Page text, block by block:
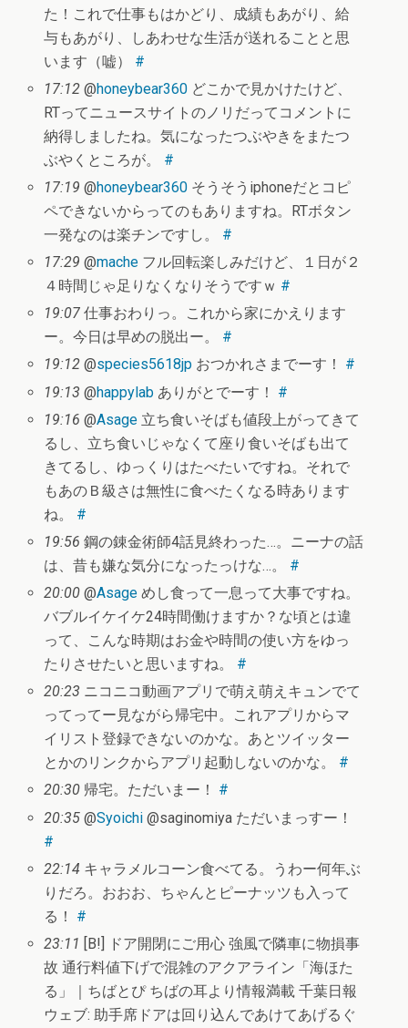
た！これで仕事もはかどり、成績もあがり、給
与もあがり、しあわせな生活が送れることと思
います（嘘） #
17:12 @honeybear360 どこかで見かけたけど、
RTってニュースサイトのノリだってコメントに
納得しましたね。気になったつぶやきをまたつ
ぶやくところが。 #
17:19 @honeybear360 そうそうiphoneだとコピ
ペできないからってのもありますね。RTボタン
一発なのは楽チンですし。 #
17:29 @mache フル回転楽しみだけど、１日が２
４時間じゃ足りなくなりそうですｗ #
19:07 仕事おわりっ。これから家にかえります
ー。今日は早めの脱出ー。 #
19:12 @species5618jp おつかれさまでーす！ #
19:13 @happylab ありがとでーす！ #
19:16 @Asage 立ち食いそばも値段上がってきて
るし、立ち食いじゃなくて座り食いそばも出て
きてるし、ゆっくりはたべたいですね。それで
もあのＢ級さは無性に食べたくなる時あります
ね。 #
19:56 鋼の錬金術師4話見終わった…。ニーナの話
は、昔も嫌な気分になったっけな…。 #
20:00 @Asage めし食って一息って大事ですね。
バブルイケイケ24時間働けますか？な頃とは違
って、こんな時期はお金や時間の使い方をゆっ
たりさせたいと思いますね。 #
20:23 ニコニコ動画アプリで萌え萌えキュンでて
ってってー見ながら帰宅中。これアプリからマ
イリスト登録できないのかな。あとツイッター
とかのリンクからアプリ起動しないのかな。 #
20:30 帰宅。ただいまー！ #
20:35 @Syoichi @saginomiya ただいまっすー！
#
22:14 キャラメルコーン食べてる。うわー何年ぶ
りだろ。おおお、ちゃんとピーナッツも入って
る！ #
23:11 [B!] ドア開閉にご用心 強風で隣車に物損事
故 通行料値下げで混雑のアクアライン「海ほた
る」｜ちばとぴ ちばの耳より情報満載 千葉日報
ウェブ: 助手席ドアは回り込んであけてあげるぐ